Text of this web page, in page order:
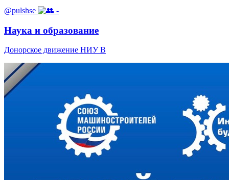
@pulshse -
Наука и образование
Донорское движение НИУ В